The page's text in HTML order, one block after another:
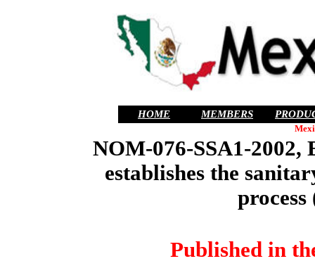
HOME MEMBERS
NOM-076-SSA1-
establishes the
Published in